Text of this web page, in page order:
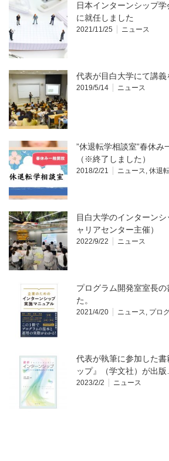
日本インターンシップ
に就任しました
2021/11/25 ニュース
代表が目白大学にて講義
2019/5/14 ニュース
”休退転学相談室”春休み
（※終了しました）
2018/2/21 ニュース, 休退
目白大学のインターン
ャリアセンター主催）
2022/9/22 ニュース
プログラム開発室室長
た。
2021/4/20 ニュース, プロ
代表が執筆に参加した
ップ』（学文社）が出
2023/2/2 ニュース